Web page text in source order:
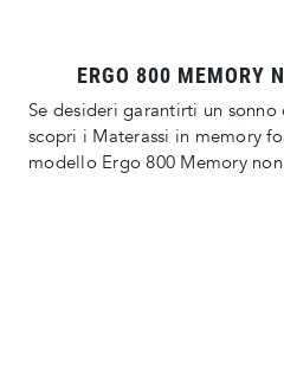
ERGO 800 MEMORY
Se desideri garantirti un
scopri i Materassi in memory
modello Ergo 800 Memory